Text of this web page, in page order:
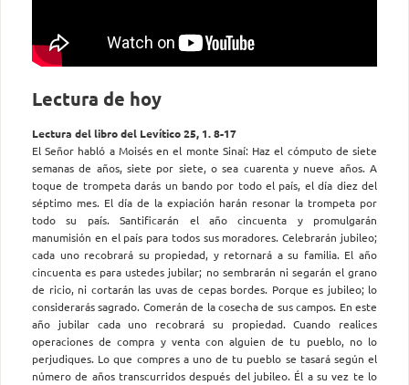
Lectura de hoy
Lectura del libro del Levítico 25, 1. 8-17
El Señor habló a Moisés en el monte Sinaí: Haz el cómputo de siete
semanas de años, siete por siete, o sea cuarenta y nueve años. A
toque de trompeta darás un bando por todo el país, el día diez del
séptimo mes. El día de la expiación harán resonar la trompeta por
todo su país. Santificarán el año cincuenta y promulgarán
manumisión en el país para todos sus moradores. Celebrarán jubileo;
cada uno recobrará su propiedad, y retornará a su familia. El año
cincuenta es para ustedes jubilar; no sembrarán ni segarán el grano
de ricio, ni cortarán las uvas de cepas bordes. Porque es jubileo; lo
considerarás sagrado. Comerán de la cosecha de sus campos. En este
año jubilar cada uno recobrará su propiedad. Cuando realices
operaciones de compra y venta con alguien de tu pueblo, no lo
perjudiques. Lo que compres a uno de tu pueblo se tasará según el
número de años transcurridos después del jubileo. Él a su vez te lo